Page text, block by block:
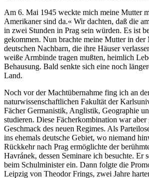
Am 6. Mai 1945 weckte mich meine Mutter
Amerikaner sind da.« Wir dachten, daß die
in zwei Stunden in Prag sein würden. Es ist
gekommen. Nun brachte meine Mutter in der
deutschen Nachbarn, die ihre Häuser
weiße Armbinde tragen mußten, heimlich
Behausung. Bald senkte sich eine noch
Land.
Noch vor der Machtübernahme fing ich an
naturwissenschaftlichen Fakultät der
Fächer Germanistik, Anglistik, Geographie
studieren. Diese Fächerkombination war
Geschmack des neuen Regimes. Als
ins ehemals deutsche Gebiet, wo niemand
Rückkehr nach Prag ermöglichte der
Havránek, dessen Seminare ich besuchte. Er
beim Schulminister ein. Dann folgte die
Leipzig von Theodor Frings, zwei Jahre